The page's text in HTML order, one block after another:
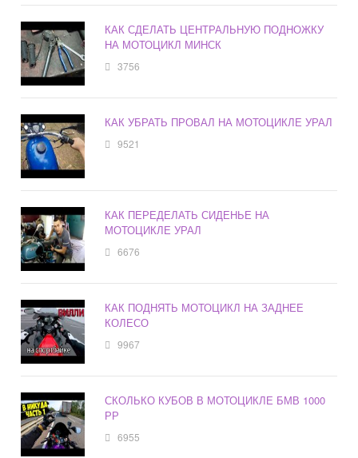
КАК СДЕЛАТЬ ЦЕНТРАЛЬНУЮ ПОДНОЖКУ
НА МОТОЦИКЛ МИНСК
3756
КАК УБРАТЬ ПРОВАЛ НА МОТОЦИКЛЕ УРАЛ
9521
КАК ПЕРЕДЕЛАТЬ СИДЕНЬЕ НА
МОТОЦИКЛЕ УРАЛ
6676
КАК ПОДНЯТЬ МОТОЦИКЛ НА ЗАДНЕЕ
КОЛЕСО
9967
СКОЛЬКО КУБОВ В МОТОЦИКЛЕ БМВ 1000
РР
6955